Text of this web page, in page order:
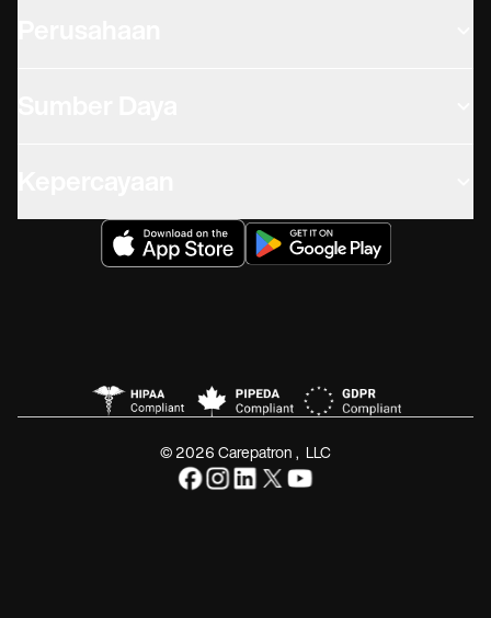
© 2026 Carepatron, LLC